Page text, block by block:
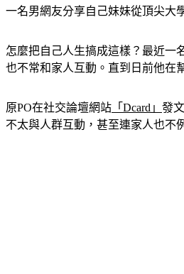
一名男網友分享自己妹妹從頂尖大
怎麼把自己人生搞成這樣？最近一
也不常和家人互動。直到日前他在
原PO在社交論壇網站 「Dcard」 發
不太與人群互動，甚至連家人也不